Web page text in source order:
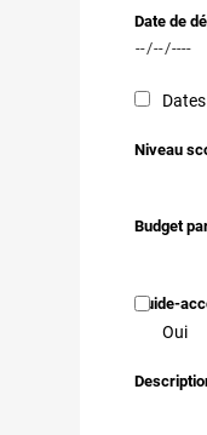
Date de
Niveau
Budget
Guide-
Oui